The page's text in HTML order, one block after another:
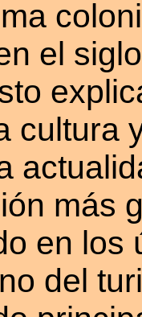
el
cultura
más
en los
del